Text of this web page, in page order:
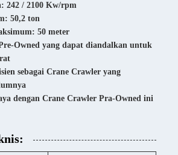
242 / 2100 Kw/rpm
50,2 ton
50 meter
Owned yang dapat diandalkan untuk
sebagai Crane Crawler yang
dengan Crane Crawler Pra-Owned ini